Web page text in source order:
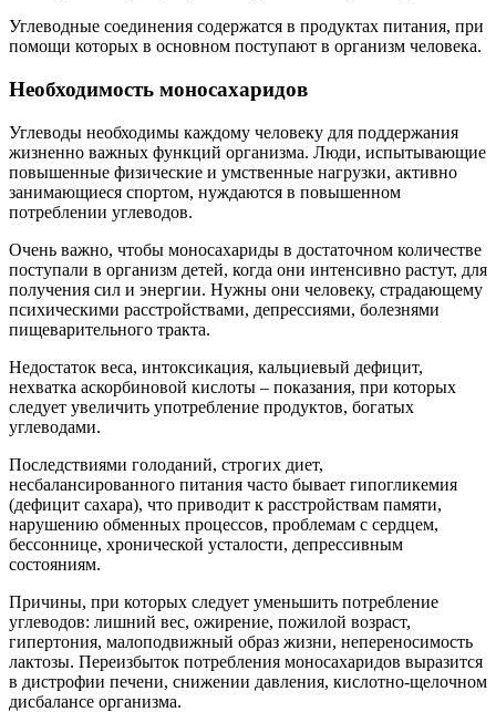
Углеводные соединения содержатся в продуктах питания, при
помощи которых в основном поступают в организм человека.
Необходимость моносахаридов
Углеводы необходимы каждому человеку для поддержания
жизненно важных функций организма. Люди, испытывающие
повышенные физические и умственные нагрузки, активно
занимающиеся спортом, нуждаются в повышенном
потреблении углеводов.
Очень важно, чтобы моносахариды в достаточном количестве
поступали в организм детей, когда они интенсивно растут, для
получения сил и энергии. Нужны они человеку, страдающему
психическими расстройствами, депрессиями, болезнями
пищеварительного тракта.
Недостаток веса, интоксикация, кальциевый дефицит,
нехватка аскорбиновой кислоты – показания, при которых
следует увеличить употребление продуктов, богатых
углеводами.
Последствиями голоданий, строгих диет,
несбалансированного питания часто бывает гипогликемия
(дефицит сахара), что приводит к расстройствам памяти,
нарушению обменных процессов, проблемам с сердцем,
бессоннице, хронической усталости, депрессивным
состояниям.
Причины, при которых следует уменьшить потребление
углеводов: лишний вес, ожирение, пожилой возраст,
гипертония, малоподвижный образ жизни, непереносимость
лактозы. Переизбыток потребления моносахаридов выразится
в дистрофии печени, снижении давления, кислотно-щелочном
дисбалансе организма.